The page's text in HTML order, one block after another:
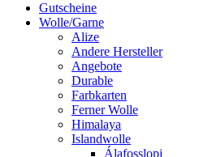
Gutscheine
Wolle/Garne
Alize
Andere Hersteller
Angebote
Durable
Farbkarten
Ferner Wolle
Himalaya
Islandwolle
Álafosslopi